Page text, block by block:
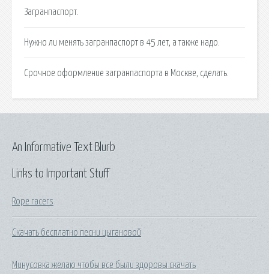
Загранпаспорт.
Нужно ли менять загранпаспорт в 45 лет, а также надо.
Срочное оформление загранпаспорта в Москве, сделать.
Links to Important Stuff
Rope racers
Скачать бесплатно песни цыгановой
Минусовка желаю чтобы все были здоровы скачать
An Informative Text Blurb